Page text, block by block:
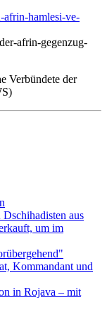
afrin-hamlesi-ve-
afrin-gegenzug-
Verbündete der
aus
um im
Kommandant und
in Rojava – mit